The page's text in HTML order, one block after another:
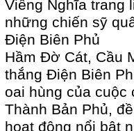
Viếng Nghĩa trang
những chiến sỹ
Điện Biên Phủ
Hầm Đờ Cát, Cầu
thắng Điện Biên
oai hùng của cuộc
Thành Bản Phủ,
hoạt động nổi bật